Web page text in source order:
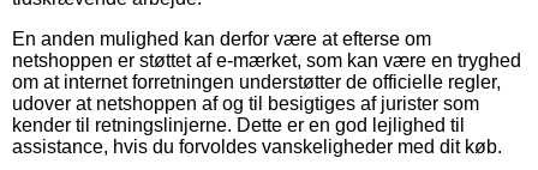
En anden mulighed kan derfor være at efterse om
netshoppen er støttet af e-mærket, som kan være en tryghed
om at internet forretningen understøtter de officielle regler,
udover at netshoppen af og til besigtiges af jurister som
kender til retningslinjerne. Dette er en god lejlighed til
assistance, hvis du forvoldes vanskeligheder med dit køb.